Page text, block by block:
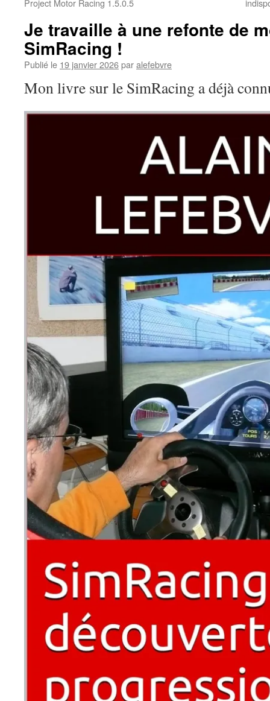
Project Motor Racing 1.5.0.5
Je travaille à une refonte de
SimRacing !
Publié le 19 janvier 2026paralefebvre
Mon livre sur le SimRacing a déjà